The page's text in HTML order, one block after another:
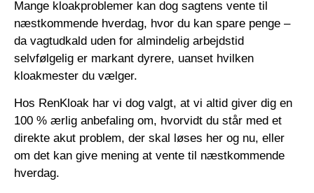
Mange kloakproblemer kan dog sagtens vente til
næstkommende hverdag, hvor du kan spare penge –
da vagtudkald uden for almindelig arbejdstid
selvfølgelig er markant dyrere, uanset hvilken
kloakmester du vælger.
Hos RenKloak har vi dog valgt, at vi altid giver dig en
100 % ærlig anbefaling om, hvorvidt du står med et
direkte akut problem, der skal løses her og nu, eller
om det kan give mening at vente til næstkommende
hverdag.